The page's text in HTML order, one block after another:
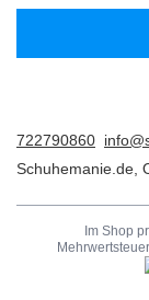
722790860
Schuhemanie.de
Im Shop